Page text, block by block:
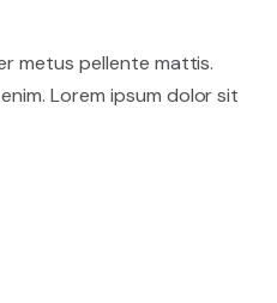
metus pellente mattis.
Lorem ipsum dolor sit